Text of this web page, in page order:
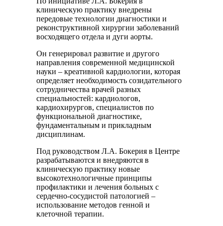
клиническую практику внедрены
передовые технологии диагностики и
реконструктивной хирургии заболеваний
восходящего отдела и дуги аорты.
Он генерировал развитие и другого
направления современной медицинской
науки – креативной кардиологии, которая
определяет необходимость созидательного
сотрудничества врачей разных
специальностей: кардиологов,
кардиохирургов, специалистов по
функциональной диагностике,
фундаментальным и прикладным
дисциплинам.
Под руководством Л.А. Бокерия в Центре
разрабатываются и внедряются в
клиническую практику новые
высокотехнологичные принципы
профилактики и лечения больных с
сердечно-сосудистой патологией –
использование методов генной и
клеточной терапии.